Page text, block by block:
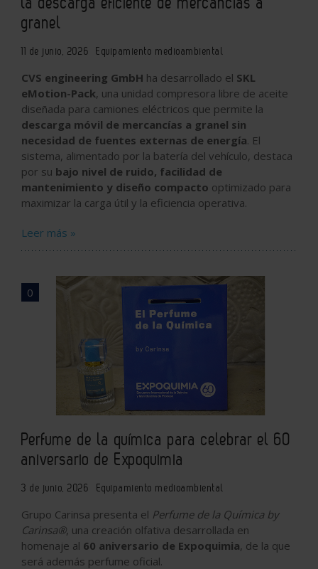
granel
11 de junio, 2026 Equipamiento medioambiental
CVS engineering GmbH ha desarrollado el SKL
eMotion-Pack, una unidad compresora libre de aceite
diseñada para camiones eléctricos que permite la
descarga móvil de mercancías a granel sin
necesidad de fuentes externas de energía. El
sistema, alimentado por la batería del vehículo, destaca
por su bajo nivel de ruido, facilidad de
mantenimiento y diseño compacto optimizado para
maximizar la carga útil y la eficiencia operativa.
Leer más »
0
Perfume de la química para celebrar el 60
aniversario de Expoquimia
3 de junio, 2026 Equipamiento medioambiental
Grupo Carinsa presenta el Perfume de la Química by
Carinsa®, una creación olfativa desarrollada en
homenaje al 60 aniversario de Expoquimia, de la que
será además perfume oficial.